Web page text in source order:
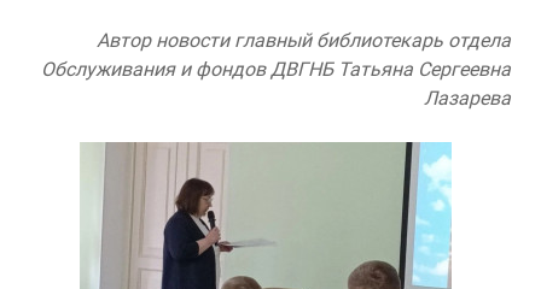
Автор новости главный библиотекарь отдела
Обслуживания и фондов ДВГНБ Татьяна Сергеевна
Лазарева